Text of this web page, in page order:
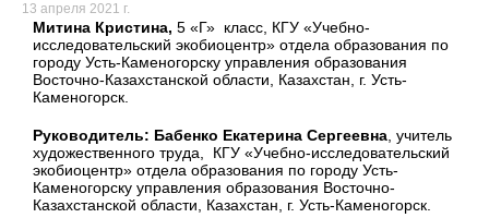
13 апреля 2021 г.
Митина Кристина, 5 «Г» класс, КГУ «Учебно-
исследовательский экобиоцентр» отдела образования по
городу Усть-Каменогорску управления образования
Восточно-Казахстанской области, Казахстан, г. Усть-
Каменогорск.
Руководитель: Бабенко Екатерина Сергеевна , учитель
художественного труда, КГУ «Учебно-исследовательский
экобиоцентр» отдела образования по городу Усть-
Каменогорску управления образования Восточно-
Казахстанской области, Казахстан, г. Усть-Каменогорск.